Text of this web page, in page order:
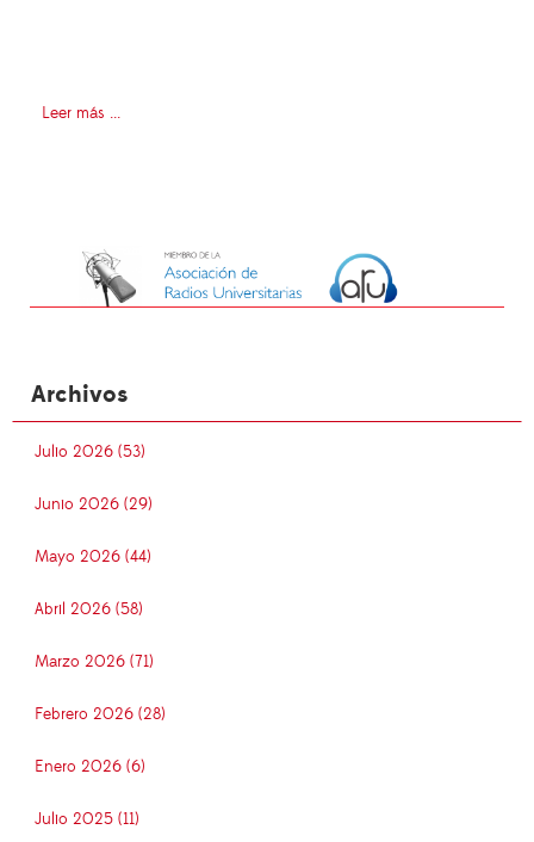
Leer más ...
Archivos
Julio 2026 (53)
Junio 2026 (29)
Mayo 2026 (44)
Abril 2026 (58)
Marzo 2026 (71)
Febrero 2026 (28)
Enero 2026 (6)
Julio 2025 (11)